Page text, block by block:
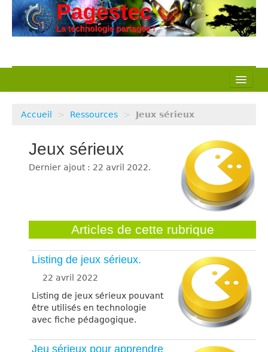
Notre métier
Veille Techno
Accueil > Ressources > Jeux sérieux
Jeux sérieux
Dernier ajout : 22 avril 2022.
Articles de cette rubrique
Listing de jeux sérieux.
22 avril 2022
Listing de jeux sérieux pouvant
être utilisés en technologie
avec fiche pédagogique.
Jeu sérieux pour apprendre